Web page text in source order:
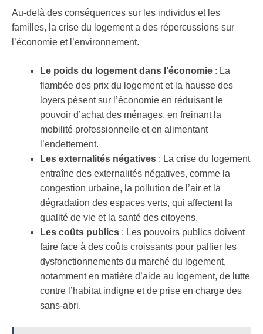
Au-delà des conséquences sur les individus et les
familles, la crise du logement a des répercussions sur
l’économie et l’environnement.
Le poids du logement dans l’économie : La
flambée des prix du logement et la hausse des
loyers pèsent sur l’économie en réduisant le
pouvoir d’achat des ménages, en freinant la
mobilité professionnelle et en alimentant
l’endettement.
Les externalités négatives : La crise du logement
entraîne des externalités négatives, comme la
congestion urbaine, la pollution de l’air et la
dégradation des espaces verts, qui affectent la
qualité de vie et la santé des citoyens.
Les coûts publics : Les pouvoirs publics doivent
faire face à des coûts croissants pour pallier les
dysfonctionnements du marché du logement,
notamment en matière d’aide au logement, de lutte
contre l’habitat indigne et de prise en charge des
sans-abri.